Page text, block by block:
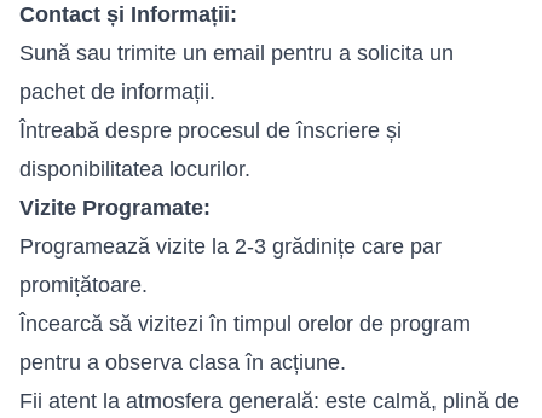
Contact și Informații:
Sună sau trimite un email pentru a solicita un
pachet de informații.
Întreabă despre procesul de înscriere și
disponibilitatea locurilor.
Vizite Programate:
Programează vizite la 2-3 grădinițe care par
promițătoare.
Încearcă să vizitezi în timpul orelor de program
pentru a observa clasa în acțiune.
Fii atent la atmosfera generală: este calmă, plină de